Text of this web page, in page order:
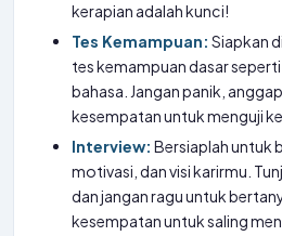
kerapian adalah kunci!
Tes Kemampuan: Siapkan
tes kemampuan dasar
bahasa. Jangan panik,
kesempatan untuk menguji
Interview: Bersiaplah untuk
motivasi, dan visi karirmu.
dan jangan ragu untuk
kesempatan untuk saling